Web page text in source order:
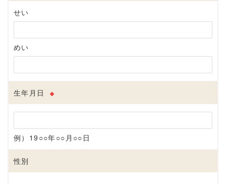
せい
めい
生年月日 ※
例）19○○年○○月○○日
性別